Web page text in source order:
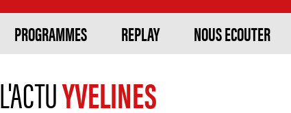
PROGRAMMES REPLAY NOUS ECOUTER
L'ACTUYVELINES